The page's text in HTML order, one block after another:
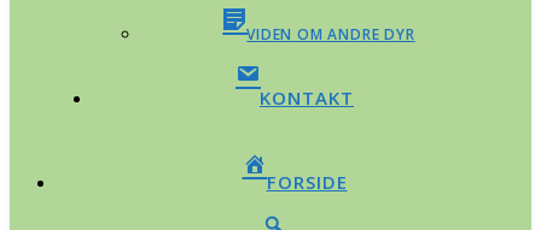
VIDEN OM ANDRE DYR
KONTAKT
FORSIDE